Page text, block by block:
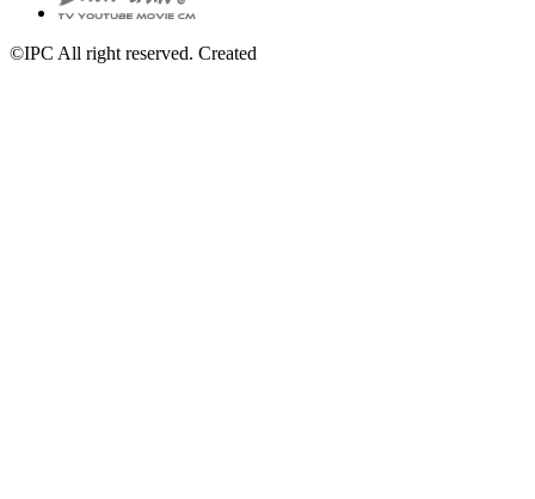
©IPC All right reserved. Created